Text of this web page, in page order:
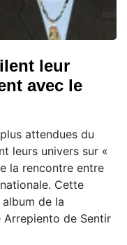
leur
avec le
attendues du
leurs univers sur «
la rencontre entre
Cette
de la
Arrepiento de Sentir